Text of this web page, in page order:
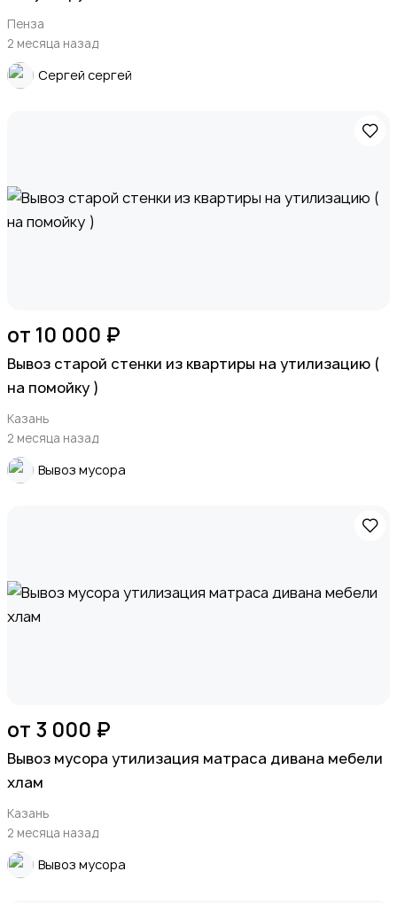
Пенза
2 месяца назад
Сергей сергей
от 10 000 ₽
Вывоз старой стенки из квартиры на утилизацию (
на помойку )
Казань
2 месяца назад
Вывоз мусора
от 3 000 ₽
Вывоз мусора утилизация матраса дивана мебели
хлам
Казань
2 месяца назад
Вывоз мусора